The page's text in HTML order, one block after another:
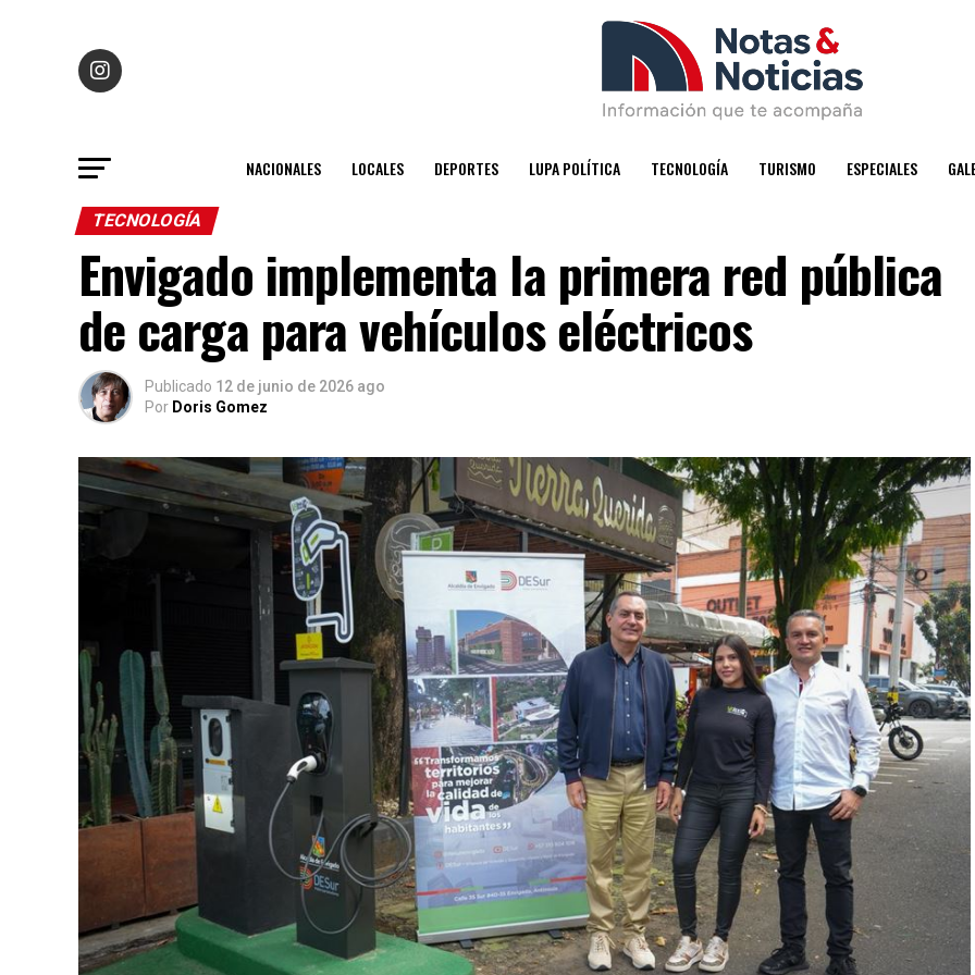
NACIONALES LOCALES DEPORTES LUPA POLÍTICA TECNOLOGÍA TURISMO ESPECIALES
TECNOLOGÍA
Envigado implementa la primera red pública
de carga para vehículos eléctricos
Publicado 12 de junio de 2026 ago
Por Doris Gomez